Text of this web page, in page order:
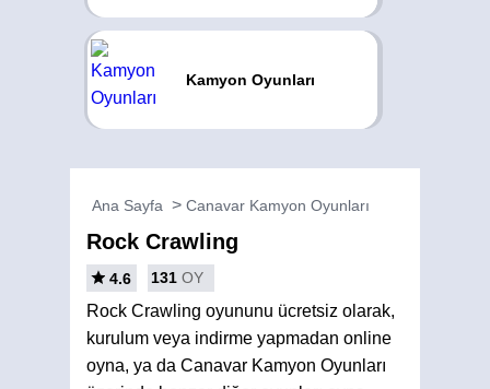
Kamyon Oyunları
Ana Sayfa Canavar Kamyon Oyunları
Rock Crawling
4.6 131 OY
Rock Crawling oyununu ücretsiz olarak,
kurulum veya indirme yapmadan online
oyna, ya da Canavar Kamyon Oyunları